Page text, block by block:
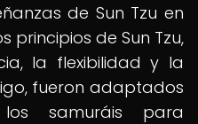
de Sun Tzu en
principios de Sun Tzu,
la flexibilidad y la
fueron adaptados
samuráis para